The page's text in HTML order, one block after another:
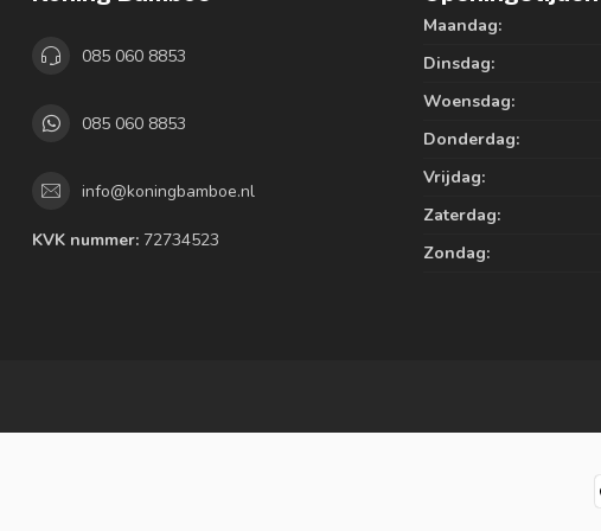
085 060 8853
085 060 8853
info@koningbamboe.nl
KVK nummer: 72734523
Maandag:
Dinsdag:
Woensdag:
Donderdag:
Vrijdag:
Zaterdag:
Zondag: